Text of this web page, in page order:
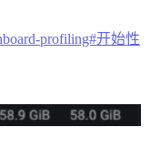
profiling#开始性